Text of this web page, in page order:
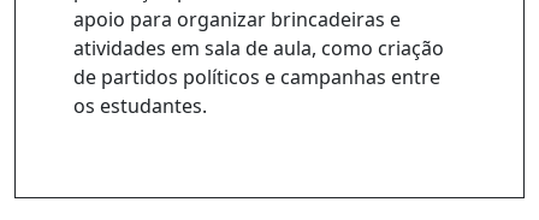
apoio para organizar brincadeiras e
atividades em sala de aula, como criação
de partidos políticos e campanhas entre
os estudantes.